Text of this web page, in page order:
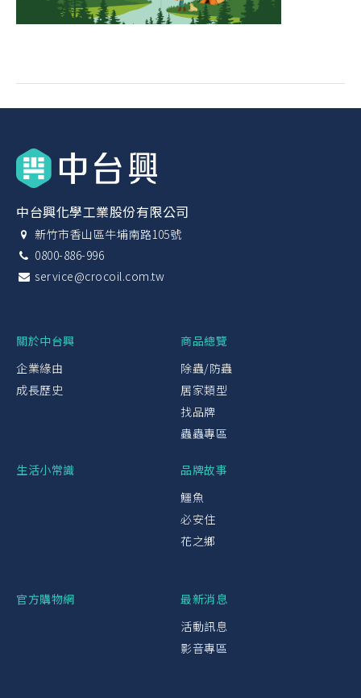
中台興化學工業股份有限公司
新竹市香山區牛埔南路105號
0800-886-996
service@crocoil.com.tw
關於中台興
企業緣由
成長歷史
商品總覽
除蟲/防蟲
居家類型
找品牌
蟲蟲專區
生活小常識
品牌故事
鱷魚
必安住
花之鄉
官方購物網
最新消息
活動訊息
影音專區